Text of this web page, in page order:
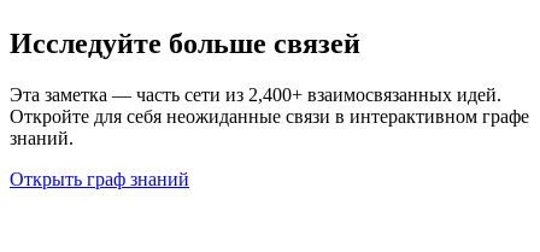
Исследуйте больше связей
Эта заметка — часть сети из 2,400+ взаимосвязанных идей.
Откройте для себя неожиданные связи в интерактивном графе
знаний.
Открыть граф знаний